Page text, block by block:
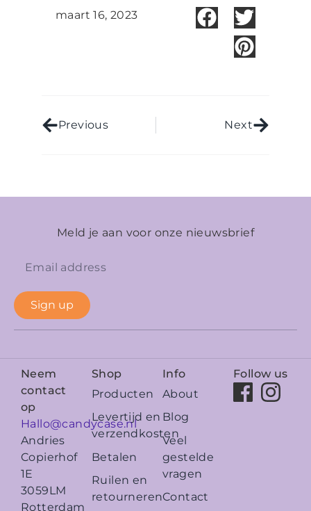
maart 16, 2023
Previous Next
Meld je aan voor onze nieuwsbrief
Sign up
Neem
contact
op
Hallo@candycase.nl
Andries
Copierhof
1E
3059LM
Rotterdam
Shop
Producten
Levertijd en
verzendkosten
Betalen
Ruilen en
retourneren
Info
About
Blog
Veel
gestelde
vragen
Contact
Follow us